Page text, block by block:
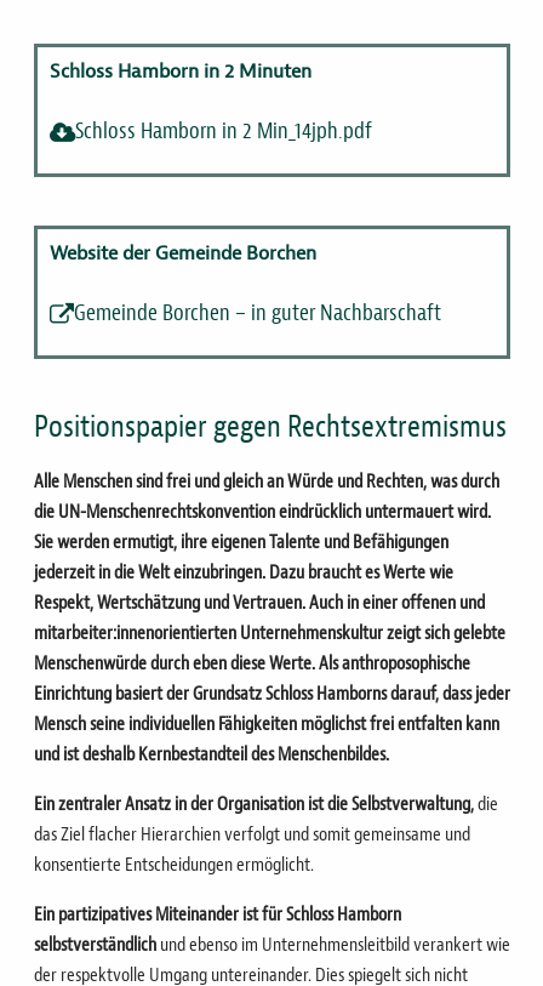
Schloss Hamborn in 2 Minuten
Schloss Hamborn in 2 Min_14jph.pdf
Website der Gemeinde Borchen
Gemeinde Borchen – in guter Nachbarschaft
Positionspapier gegen Rechtsextremismus
Alle Menschen sind frei und gleich an Würde und Rechten, was durch
die UN-Menschenrechtskonvention eindrücklich untermauert wird.
Sie werden ermutigt, ihre eigenen Talente und Befähigungen
jederzeit in die Welt einzubringen. Dazu braucht es Werte wie
Respekt, Wertschätzung und Vertrauen. Auch in einer offenen und
mitarbeiter:innenorientierten Unternehmenskultur zeigt sich gelebte
Menschenwürde durch eben diese Werte. Als anthroposophische
Einrichtung basiert der Grundsatz Schloss Hamborns darauf, dass jeder
Mensch seine individuellen Fähigkeiten möglichst frei entfalten kann
und ist deshalb Kernbestandteil des Menschenbildes.
Ein zentraler Ansatz in der Organisation ist die Selbstverwaltung,die
das Ziel flacher Hierarchien verfolgt und somit gemeinsame und
konsentierte Entscheidungen ermöglicht.
Ein partizipatives Miteinander ist für Schloss Hamborn
selbstverständlich und ebenso im Unternehmensleitbild verankert wie
der respektvolle Umgang untereinander. Dies spiegelt sich nicht